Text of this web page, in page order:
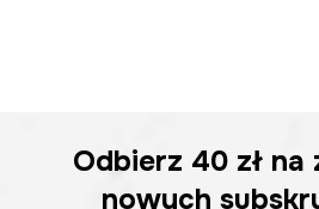
Odbierz 40 zł na
nowych